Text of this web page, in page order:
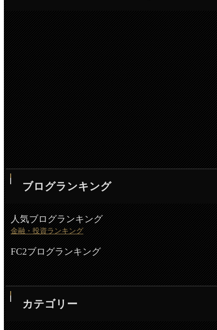
ブログランキング
人気ブログランキング
金融・投資ランキング
FC2ブログランキング
カテゴリー